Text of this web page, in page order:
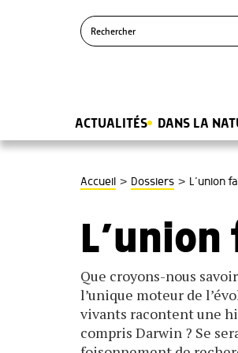
ACTUALITÉS DANS LA
Accueil > Dossiers > L’union
Que croyons-nous
l’unique moteur de
vivants racontent une
compris Darwin ? Se